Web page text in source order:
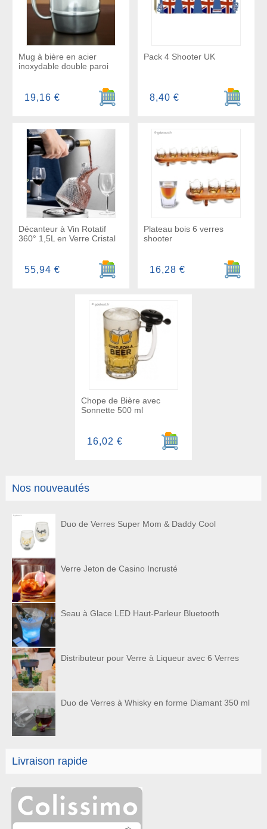
Nos nouveautés
Duo de Verres Super Mom & Daddy Cool
Verre Jeton de Casino Incrusté
Seau à Glace LED Haut-Parleur Bluetooth
Distributeur pour Verre à Liqueur avec 6 Verres
Duo de Verres à Whisky en forme Diamant 350 ml
Livraison rapide
Mug à bière en acier
inoxydable double paroi
Ajouter au panier
19,16 €
Pack 4 Shooter UK
Ajouter
8,40 €
Décanteur à Vin Rotatif
360° 1,5L en Verre Cristal
Ajouter au panier
55,94 €
Plateau bois 6 verres
shooter
Ajouter
16,28 €
Chope de Bière avec
Sonnette 500 ml
Ajouter au panier
16,02 €